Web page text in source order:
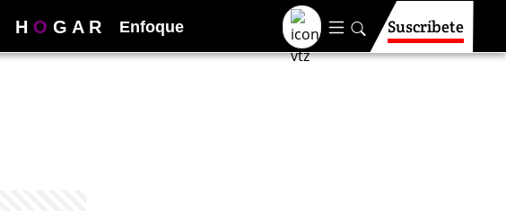
H O G A R Enfoque Suscríbete